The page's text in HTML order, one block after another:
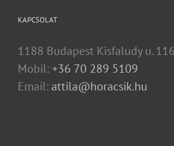
KAPCSOLAT
1188 Budapest Kisfaludy u.
Mobil:+36 70 289 5109
Email: attila@horacsik.hu